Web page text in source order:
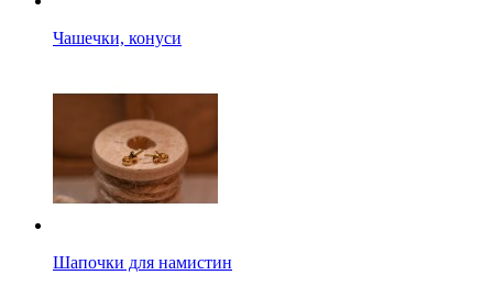
Чашечки, конуси
Шапочки для намистин